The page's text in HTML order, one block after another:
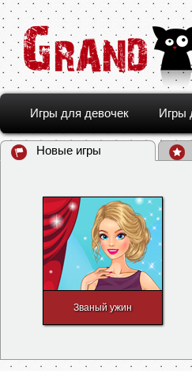
Игры для девочек Игры
Новые игры
Званый ужин